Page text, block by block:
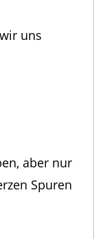
uns
aber nur
Spuren